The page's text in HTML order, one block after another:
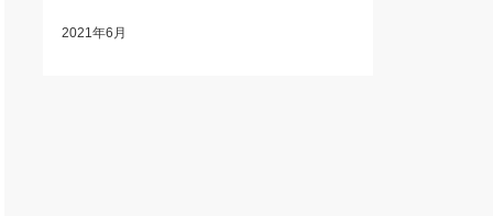
2021年6月